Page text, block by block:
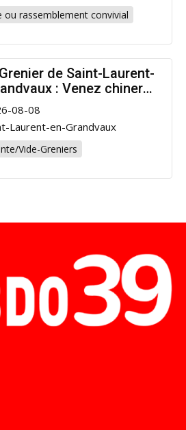
ou rassemblement convivial
de Saint-Laurent-
: Venez chiner
bonne cause !
08-08
Laurent-en-Grandvaux
Vide-Greniers